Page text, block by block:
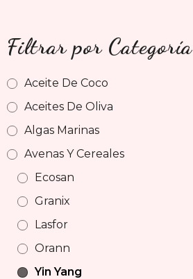
Filtrar por Categoría
Aceite De Coco
Aceites De Oliva
Algas Marinas
Avenas Y Cereales
Ecosan
Granix
Lasfor
Orann
Yin Yang